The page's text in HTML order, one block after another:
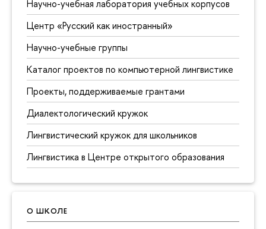
Научно-учебная лаборатория учебных корпусов
Центр «Русский как иностранный»
Научно-учебные группы
Каталог проектов по компьютерной лингвистике
Проекты, поддерживаемые грантами
Диалектологический кружок
Лингвистический кружок для школьников
Лингвистика в Центре открытого образования
О ШКОЛЕ